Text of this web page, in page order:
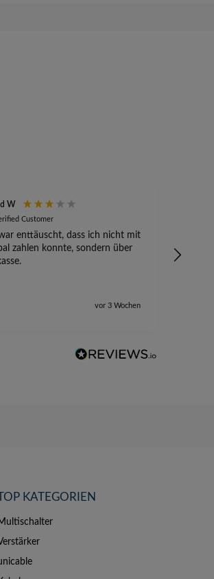
W
Customer
enttäuscht, dass ich nicht mit
zahlen konnte, sondern über
vor 3 Wochen
KATEGORIEN